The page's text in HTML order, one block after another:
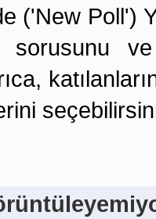
('New Poll')
sorusunu